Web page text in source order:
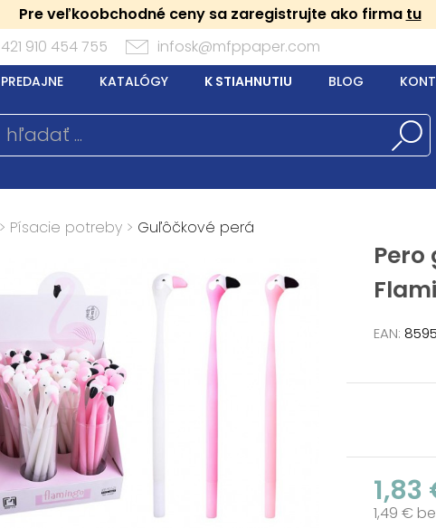
Pre veľkoobchodné ceny sa zaregistrujte ako firma tu
910 454 755 infosk@mfppaper.com
PREDAJNE KATALÓGY K STIAHNUTIU BLOG
> Písacie potreby > Guľôčkové perá
Pero
EAN:
1,83
1,49 €